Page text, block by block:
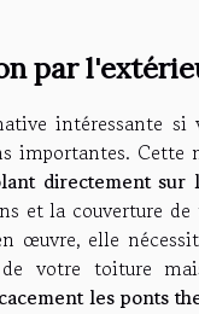
par
intéressante si
importantes. Cette
directement sur
et la couverture
œuvre, elle
votre toiture
les ponts